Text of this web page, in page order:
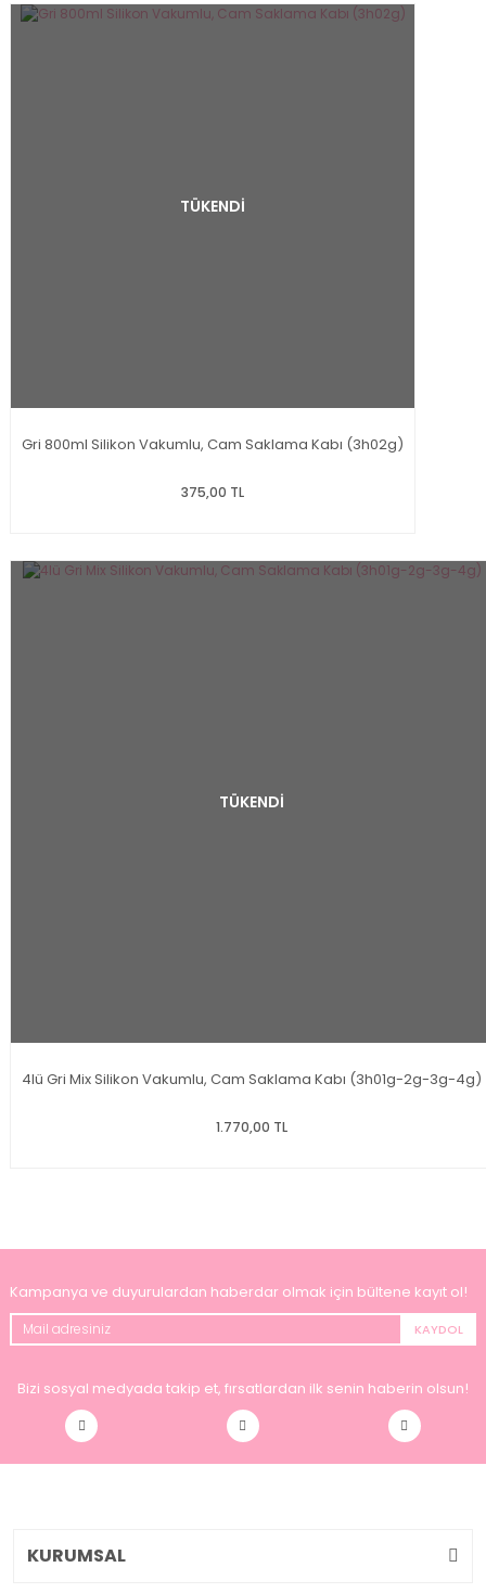
TÜKENDİ
Gri 800ml Silikon Vakumlu, Cam Saklama Kabı (3h02g)
375,00 TL
TÜKENDİ
4lü Gri Mix Silikon Vakumlu, Cam Saklama Kabı (3h01g-2g-3g-4g)
1.770,00 TL
Kampanya ve duyurulardan haberdar olmak için bültene kayıt ol!
KAYDOL
Bizi sosyal medyada takip et, fırsatlardan ilk senin haberin olsun!
KURUMSAL